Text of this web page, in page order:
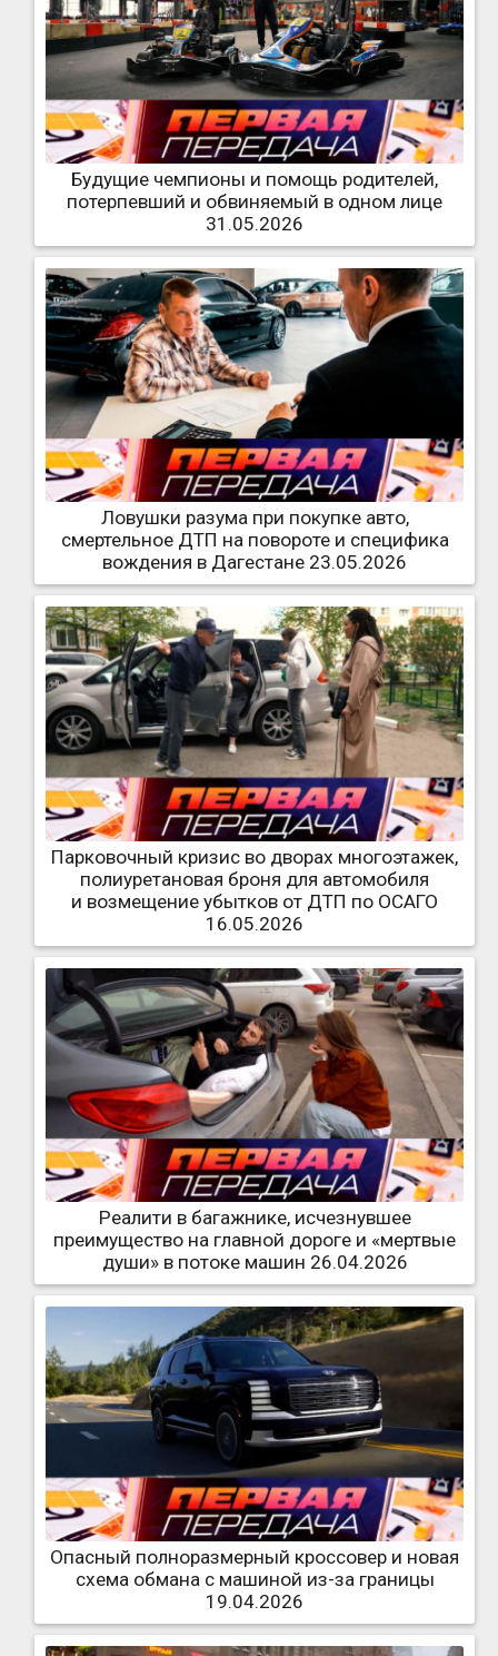
Будущие чемпионы и помощь родителей,
потерпевший и обвиняемый в одном лице
31.05.2026
Ловушки разума при покупке авто,
смертельное ДТП на повороте и специфика
вождения в Дагестане 23.05.2026
Парковочный кризис во дворах многоэтажек,
полиуретановая броня для автомобиля
и возмещение убытков от ДТП по ОСАГО
16.05.2026
Реалити в багажнике, исчезнувшее
преимущество на главной дороге и «мертвые
души» в потоке машин 26.04.2026
Опасный полноразмерный кроссовер и новая
схема обмана с машиной из-за границы
19.04.2026